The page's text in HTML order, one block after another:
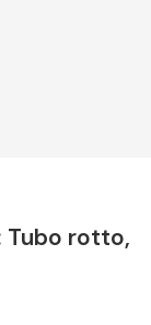
Tubo rotto,